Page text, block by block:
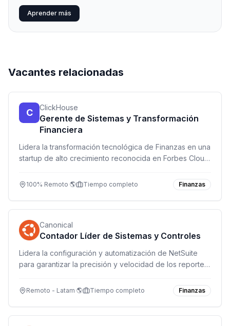
Aprender más
Vacantes relacionadas
C ClickHouse
Gerente de Sistemas y Transformación
Financiera
Lidera la transformación tecnológica de Finanzas en una
startup de alto crecimiento reconocida en Forbes Cloud
Ingeniería y Operaciones.
100% Remoto 🌎 Tiempo completo Finanzas
Canonical
Contador Líder de Sistemas y Controles
Lidera la configuración y automatización de NetSuite
para garantizar la precisión y velocidad de los reportes
Remoto - Latam 🌎 Tiempo completo Finanzas